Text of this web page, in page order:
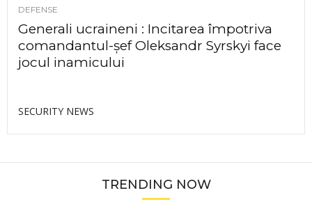
DEFENSE
Generali ucraineni : Incitarea împotriva
comandantul-șef Oleksandr Syrskyi face
jocul inamicului
SECURITY NEWS
TRENDING NOW